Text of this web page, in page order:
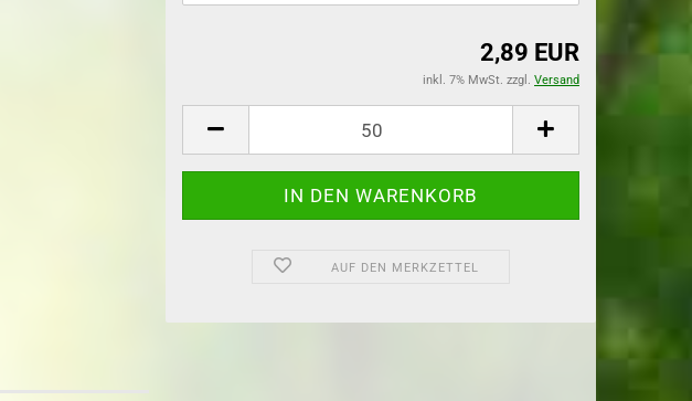
Kleincontainerpflanzen
2,89 EUR
inkl. 7% MwSt. zzgl. Versand
AUF DEN MERKZETTEL